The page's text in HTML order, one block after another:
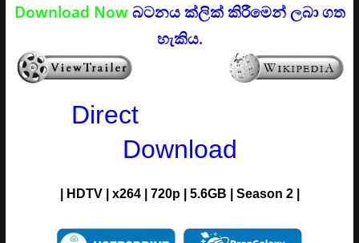
Download Nowබටනය ක්ලික් කිරීමෙන් ලබා ගත
හැකිය.
Direct
Download
HDTV| x264 | 720p | 5.6GB | Season 2 |